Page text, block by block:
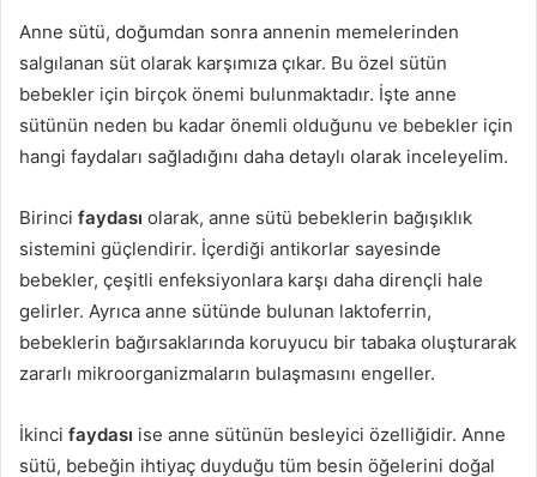
Anne sütü, doğumdan sonra annenin memelerinden
salgılanan süt olarak karşımıza çıkar. Bu özel sütün
bebekler için birçok önemi bulunmaktadır. İşte anne
sütünün neden bu kadar önemli olduğunu ve bebekler için
hangi faydaları sağladığını daha detaylı olarak inceleyelim.
Birinci faydası olarak, anne sütü bebeklerin bağışıklık
sistemini güçlendirir. İçerdiği antikorlar sayesinde
bebekler, çeşitli enfeksiyonlara karşı daha dirençli hale
gelirler. Ayrıca anne sütünde bulunan laktoferrin,
bebeklerin bağırsaklarında koruyucu bir tabaka oluşturarak
zararlı mikroorganizmaların bulaşmasını engeller.
İkinci faydası ise anne sütünün besleyici özelliğidir. Anne
sütü, bebeğin ihtiyaç duyduğu tüm besin öğelerini doğal